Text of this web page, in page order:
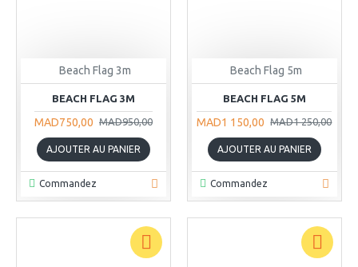
Beach Flag 3m
BEACH FLAG 3M
MAD750,00 MAD950,00
AJOUTER AU PANIER
Commandez
Beach Flag 5m
BEACH FLAG 5M
MAD1 150,00 MAD1 250,00
AJOUTER AU PANIER
Commandez